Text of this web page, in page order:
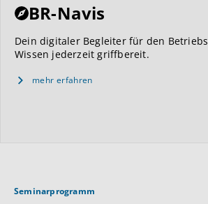
BR-Navis
Dein digitaler Begleiter für den
Wissen jederzeit griffbereit.
mehr erfahren
Seminarprogramm